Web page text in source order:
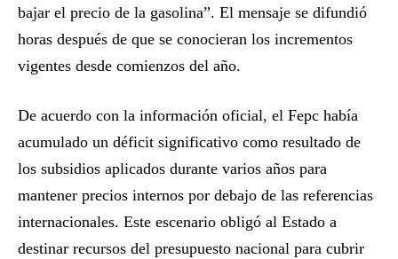
bajar el precio de la gasolina”. El mensaje se difundió
horas después de que se conocieran los incrementos
vigentes desde comienzos del año.
De acuerdo con la información oficial, el Fepc había
acumulado un déficit significativo como resultado de
los subsidios aplicados durante varios años para
mantener precios internos por debajo de las referencias
internacionales. Este escenario obligó al Estado a
destinar recursos del presupuesto nacional para cubrir